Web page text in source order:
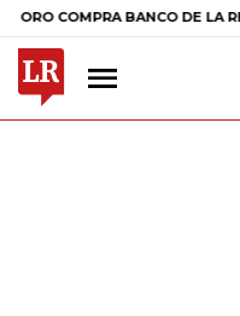
BANCO DE LA REPÚBLICA